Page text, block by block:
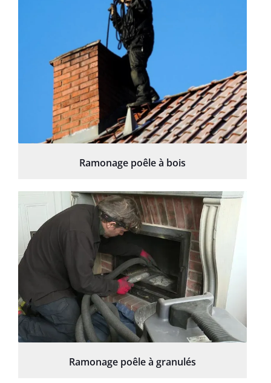
Ramonage poêle à bois
Ramonage poêle à granulés